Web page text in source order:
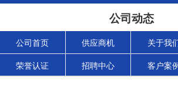
公司动态
公司首页 供应商机 关于我
荣誉认证 招聘中心 客户案例